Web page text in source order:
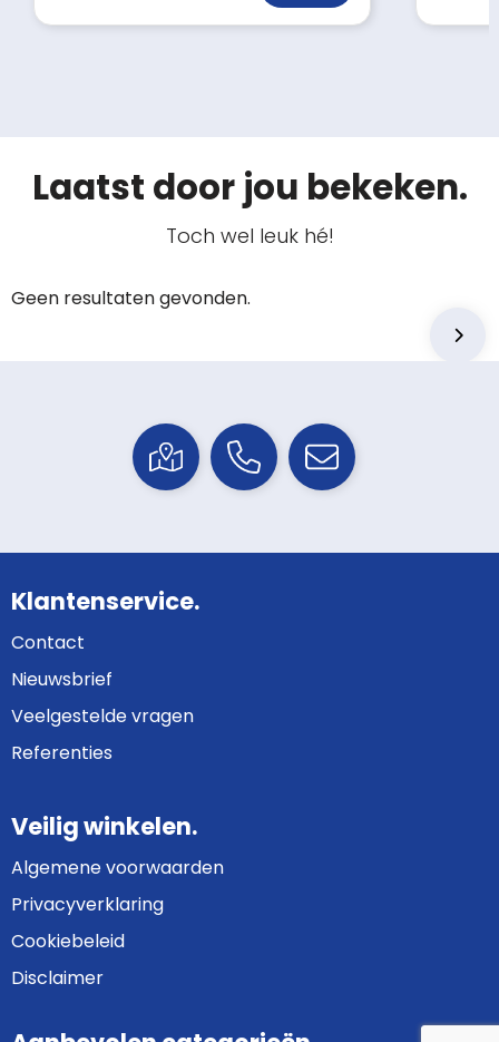
Laatst door jou bekeken.
Toch wel leuk hé!
Geen resultaten gevonden.
Klantenservice.
Contact
Nieuwsbrief
Veelgestelde vragen
Referenties
Veilig winkelen.
Algemene voorwaarden
Privacyverklaring
Cookiebeleid
Disclaimer